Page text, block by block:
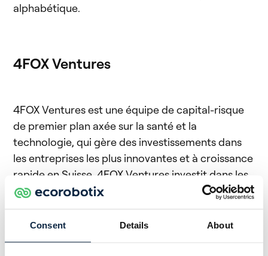
Consent Details About
alphabétique.
4FOX Ventures
4FOX Ventures est une équipe de capital-risque
de premier plan axée sur la santé et la
technologie, qui gère des investissements dans
les entreprises les plus innovantes et à croissance
rapide en Suisse. 4FOX Ventures investit dans les
secteurs de la technologie, de l'agriculture, du big
data et de l'intelligence artificielle.